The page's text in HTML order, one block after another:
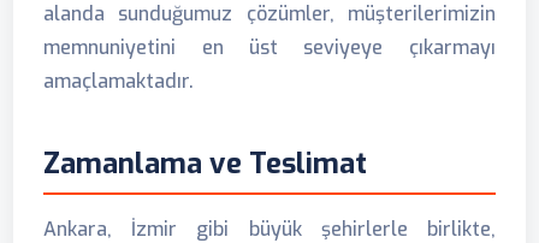
alanda sunduğumuz çözümler, müşterilerimizin
memnuniyetini en üst seviyeye çıkarmayı
amaçlamaktadır.
Zamanlama ve Teslimat
Ankara, İzmir gibi büyük şehirlerle birlikte,